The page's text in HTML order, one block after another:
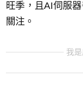
旺季，且AI伺服
關注。
我